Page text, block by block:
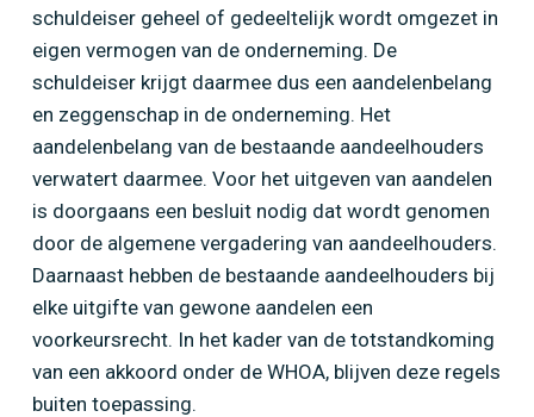
schuldeiser geheel of gedeeltelijk wordt omgezet in
eigen vermogen van de onderneming. De
schuldeiser krijgt daarmee dus een aandelenbelang
en zeggenschap in de onderneming. Het
aandelenbelang van de bestaande aandeelhouders
verwatert daarmee. Voor het uitgeven van aandelen
is doorgaans een besluit nodig dat wordt genomen
door de algemene vergadering van aandeelhouders.
Daarnaast hebben de bestaande aandeelhouders bij
elke uitgifte van gewone aandelen een
voorkeursrecht. In het kader van de totstandkoming
van een akkoord onder de WHOA, blijven deze regels
buiten toepassing.